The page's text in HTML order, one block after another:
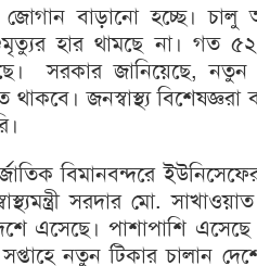
জোগান বাড়ানো হচ্ছে।
হার থামছে না। গত
সরকার জানিয়েছে, নতুন
থাকবে। জনস্বাস্থ্য
বিমানবন্দরে
সরদার মো.
এসেছে। পাশাপাশি এসেছে
নতুন টিকার চালান